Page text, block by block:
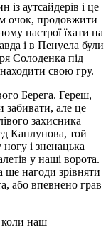
із аутсайдерів і це
очок, продовжити
настрої їхати на
і в Пенуела були
Солоденка під
свою гру.
Берега. Гереш,
але це
захисника
Каплунова, той
і зненацька
у наші ворота.
ще нагоди зрівняти
або впевнено грав
коли наш